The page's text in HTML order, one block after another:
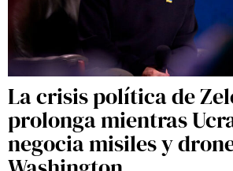
La crisis política de
prolonga mientras
negocia misiles y